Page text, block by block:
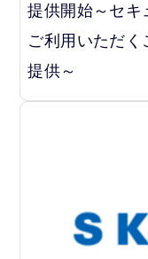
提供開始～セキ
ご利用いただく
提供～